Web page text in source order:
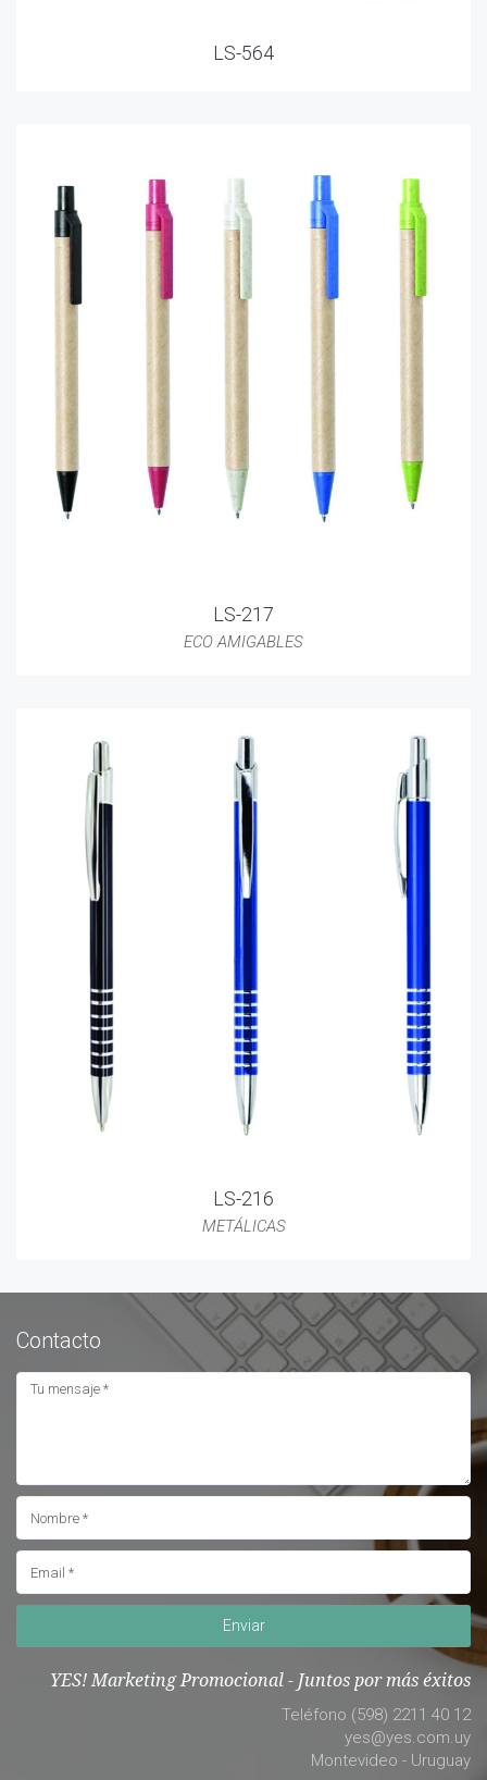
LS-564
LS-217
ECO AMIGABLES
LS-216
METÁLICAS
Contacto
Enviar
YES! Marketing Promocional - Juntos por más éxitos
Teléfono (598) 2211 40 12
yes@yes.com.uy
Montevideo - Uruguay